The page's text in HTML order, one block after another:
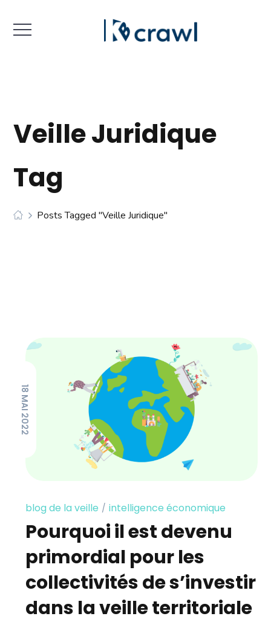
Veille Juridique
Tag
Posts Tagged "veille Juridique"
18 MAI 2022
blog de la veille intelligence économique
Pourquoi il est devenu
primordial pour les
collectivités de s’investir
dans la veille territoriale